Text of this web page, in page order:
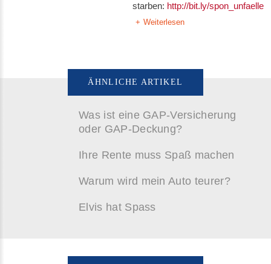
starben: http://bit.ly/spon_unfaelle
Weiterlesen
ÄHNLICHE ARTIKEL
Was ist eine GAP-Versicherung
oder GAP-Deckung?
Ihre Rente muss Spaß machen
Warum wird mein Auto teurer?
Elvis hat Spass